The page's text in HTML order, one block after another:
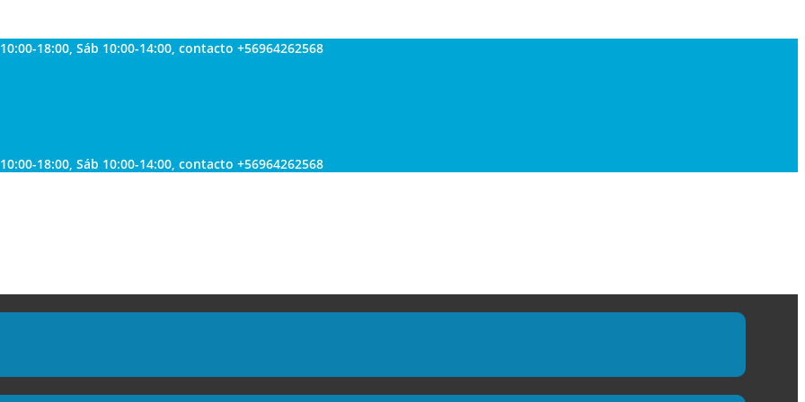
18:00, Sáb 10:00-14:00, contacto +56964262568
18:00, Sáb 10:00-14:00, contacto +56964262568